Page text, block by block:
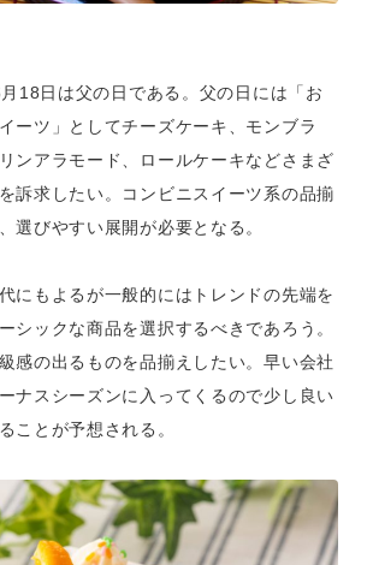
18日は父の日である。父の日には「お
ーツ」としてチーズケーキ、モンブラ
ンアラモード、ロールケーキなどさまざ
訴求したい。コンビニスイーツ系の品揃
選びやすい展開が必要となる。
にもよるが一般的にはトレンドの先端を
シックな商品を選択するべきであろう。
感の出るものを品揃えしたい。早い会社
ナスシーズンに入ってくるので少し良い
ことが予想される。